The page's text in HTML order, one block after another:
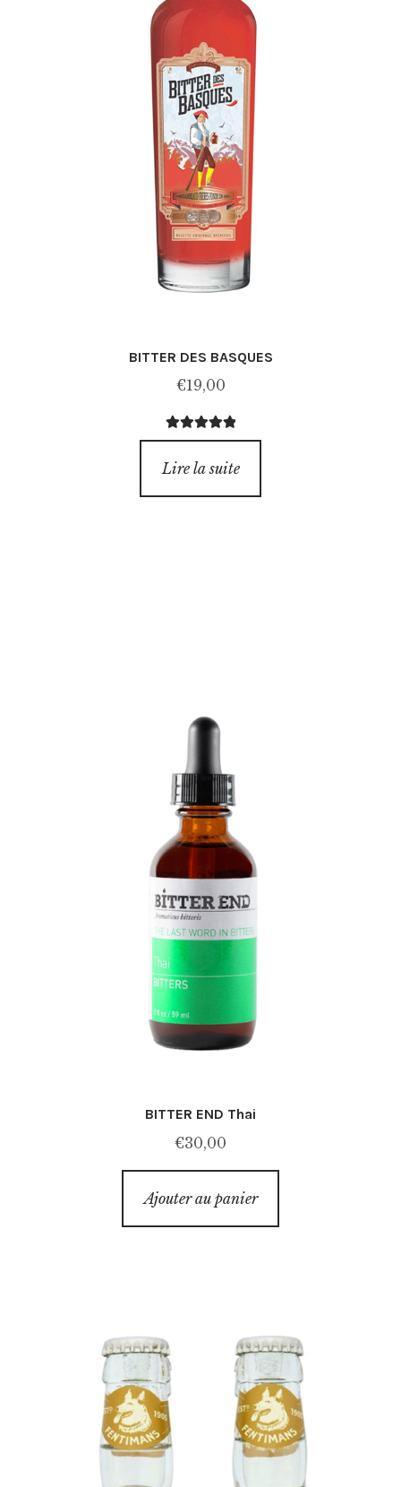
BITTER DES BASQUES
€19,00
Note5.00sur
5
Lire la suite
BITTER END Thai
€30,00
Ajouter au panier